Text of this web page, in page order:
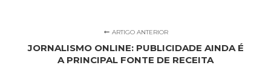
ARTIGO ANTERIOR
JORNALISMO ONLINE: PUBLICIDADE AINDA É
A PRINCIPAL FONTE DE RECEITA